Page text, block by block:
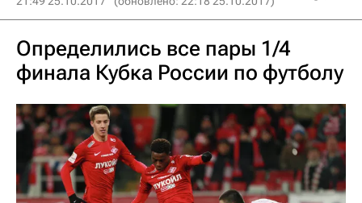
Определились все пары 1/4
финала Кубка России по футболу